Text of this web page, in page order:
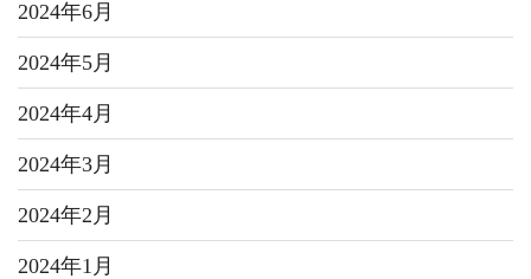
2024年6月
2024年5月
2024年4月
2024年3月
2024年2月
2024年1月